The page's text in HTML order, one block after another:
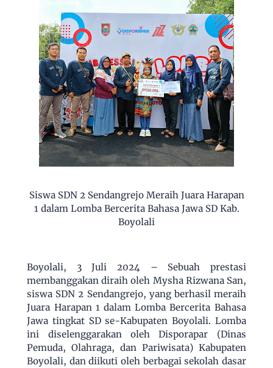
Siswa SDN 2 Sendangrejo Meraih Juara Harapan
1 dalam Lomba Bercerita Bahasa Jawa SD Kab.
Boyolali
Boyolali, 3 Juli 2024 – Sebuah prestasi
membanggakan diraih oleh Mysha Rizwana San,
siswa SDN 2 Sendangrejo, yang berhasil meraih
Juara Harapan 1 dalam Lomba Bercerita Bahasa
Jawa tingkat SD se-Kabupaten Boyolali. Lomba
ini diselenggarakan oleh Disporapar (Dinas
Pemuda, Olahraga, dan Pariwisata) Kabupaten
Boyolali, dan diikuti oleh berbagai sekolah dasar